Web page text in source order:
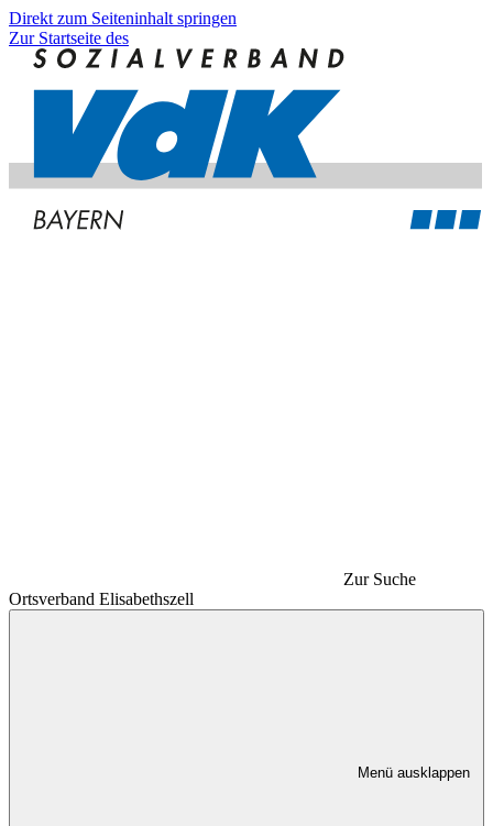
Direkt zum Seiteninhalt springen
Zur Startseite des
Zur Suche
Ortsverband Elisabethszell
Menü ausklappen